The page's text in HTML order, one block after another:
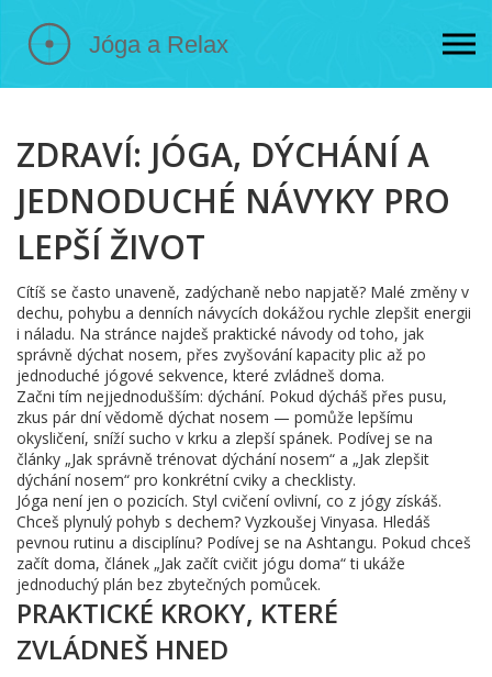
ZDRAVÍ: JÓGA, DÝCHÁNÍ A
JEDNODUCHÉ NÁVYKY PRO
LEPŠÍ ŽIVOT
Cítíš se často unaveně, zadýchaně nebo napjatě? Malé změny v
dechu, pohybu a denních návycích dokážou rychle zlepšit energii
i náladu. Na stránce najdeš praktické návody od toho, jak
správně dýchat nosem, přes zvyšování kapacity plic až po
jednoduché jógové sekvence, které zvládneš doma.
Začni tím nejjednodušším: dýchání. Pokud dýcháš přes pusu,
zkus pár dní vědomě dýchat nosem — pomůže lepšímu
okysličení, sníží sucho v krku a zlepší spánek. Podívej se na
články „Jak správně trénovat dýchání nosem“ a „Jak zlepšit
dýchání nosem“ pro konkrétní cviky a checklisty.
Jóga není jen o pozicích. Styl cvičení ovlivní, co z jógy získáš.
Chceš plynulý pohyb s dechem? Vyzkoušej Vinyasa. Hledáš
pevnou rutinu a disciplínu? Podívej se na Ashtangu. Pokud chceš
začít doma, článek „Jak začít cvičit jógu doma“ ti ukáže
jednoduchý plán bez zbytečných pomůcek.
PRAKTICKÉ KROKY, KTERÉ
ZVLÁDNEŠ HNED